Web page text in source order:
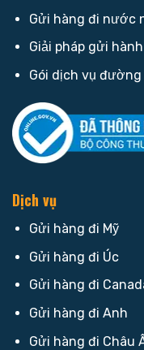
Gửi hàng đi nước
Giải pháp gửi
Gói dịch vụ đường
Dịch vụ
Gửi hàng đi Mỹ
Gửi hàng đi Úc
Gửi hàng đi
Gửi hàng đi Anh
Gửi hàng đi Châu